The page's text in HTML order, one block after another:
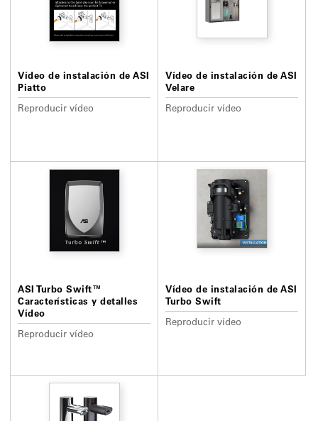
Vídeo de instalación de ASI
Piatto
Reproducir vídeo
Vídeo de instalación de ASI
Velare
Reproducir vídeo
ASI Turbo Swift™
Características y detalles
Vídeo
Reproducir vídeo
Vídeo de instalación de ASI
Turbo Swift
Reproducir vídeo